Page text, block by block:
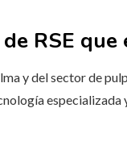
RSE
y del sector de
especializada